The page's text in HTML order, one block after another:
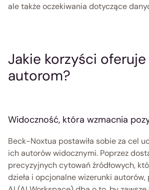
ale także oczekiwania dotyczące
Jakie korzyści
autorom?
Widoczność, która wzmacnia
Beck-Noxtua postawiła sobie za cel
ich autorów widocznymi. Poprzez
precyzyjnych cytowań źródłowych,
dzieła i opcjonalne wizerunki